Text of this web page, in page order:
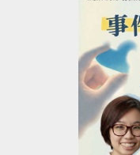
【加碼優惠】
凡報名球類營隊任
【報名資訊】開課
報名只到115/1/25(